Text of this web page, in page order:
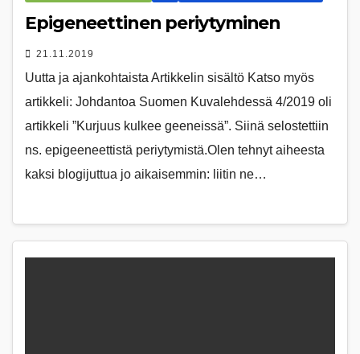
Epigeneettinen periytyminen
21.11.2019
Uutta ja ajankohtaista Artikkelin sisältö Katso myös
artikkeli: Johdantoa Suomen Kuvalehdessä 4/2019 oli
artikkeli ”Kurjuus kulkee geeneissä”. Siinä selostettiin
ns. epigeeneettistä periytymistä.Olen tehnyt aiheesta
kaksi blogijuttua jo aikaisemmin: liitin ne…